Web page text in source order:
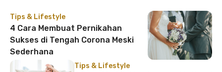
Tips & Lifestyle
4 Cara Membuat Pernikahan
Sukses di Tengah Corona Meski
Sederhana
Tips & Lifestyle